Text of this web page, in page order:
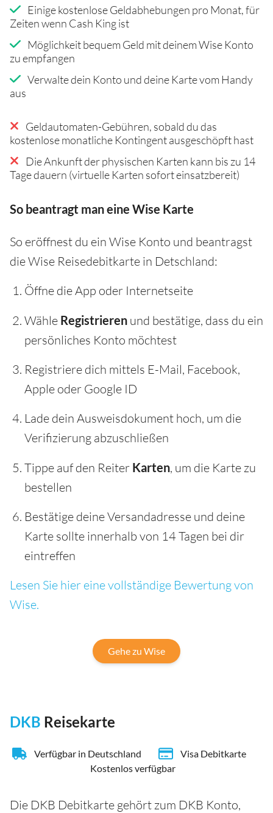
Einige kostenlose Geldabhebungen pro Monat, für
Zeiten wenn Cash King ist
Möglichkeit bequem Geld mit deinem Wise Konto
zu empfangen
Verwalte dein Konto und deine Karte vom Handy
aus
Geldautomaten-Gebühren, sobald du das
kostenlose monatliche Kontingent ausgeschöpft hast
Die Ankunft der physischen Karten kann bis zu 14
Tage dauern (virtuelle Karten sofort einsatzbereit)
So beantragt man eine Wise Karte
So eröffnest du ein Wise Konto und beantragst
die Wise Reisedebitkarte in Detschland:
Öffne die App oder Internetseite
Wähle Registrieren und bestätige, dass du ein
persönliches Konto möchtest
Registriere dich mittels E-Mail, Facebook,
Apple oder Google ID
Lade dein Ausweisdokument hoch, um die
Verifizierung abzuschließen
Tippe auf den Reiter Karten, um die Karte zu
bestellen
Bestätige deine Versandadresse und deine
Karte sollte innerhalb von 14 Tagen bei dir
eintreffen
Lesen Sie hier eine vollständige Bewertung von
Wise.
Gehe zu Wise
DKB Reisekarte
Verfügbar in Deutschland
Visa Debitkarte
Kostenlos verfügbar
Die DKB Debitkarte gehört zum DKB Konto,